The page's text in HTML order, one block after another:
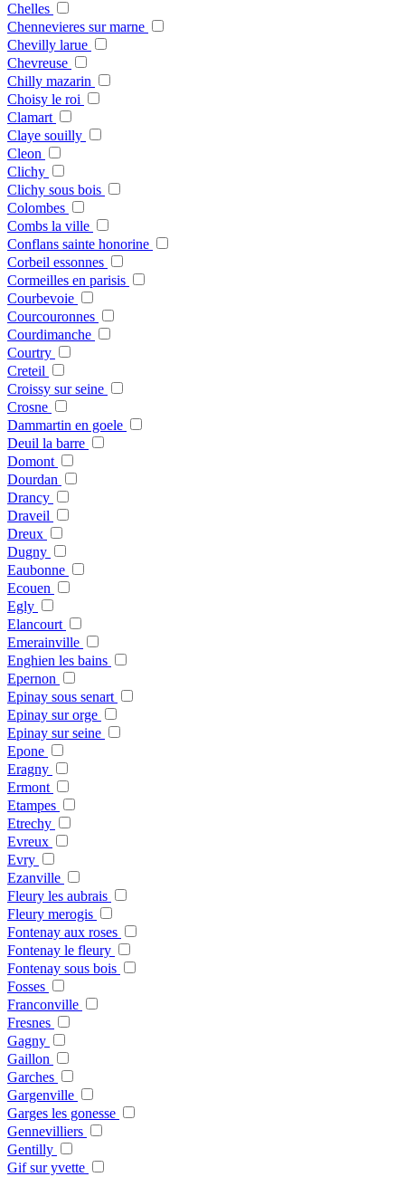
Chelles
Chennevieres sur marne
Chevilly larue
Chevreuse
Chilly mazarin
Choisy le roi
Clamart
Claye souilly
Cleon
Clichy
Clichy sous bois
Colombes
Combs la ville
Conflans sainte honorine
Corbeil essonnes
Cormeilles en parisis
Courbevoie
Courcouronnes
Courdimanche
Courtry
Creteil
Croissy sur seine
Crosne
Dammartin en goele
Deuil la barre
Domont
Dourdan
Drancy
Draveil
Dreux
Dugny
Eaubonne
Ecouen
Egly
Elancourt
Emerainville
Enghien les bains
Epernon
Epinay sous senart
Epinay sur orge
Epinay sur seine
Epone
Eragny
Ermont
Etampes
Etrechy
Evreux
Evry
Ezanville
Fleury les aubrais
Fleury merogis
Fontenay aux roses
Fontenay le fleury
Fontenay sous bois
Fosses
Franconville
Fresnes
Gagny
Gaillon
Garches
Gargenville
Garges les gonesse
Gennevilliers
Gentilly
Gif sur yvette